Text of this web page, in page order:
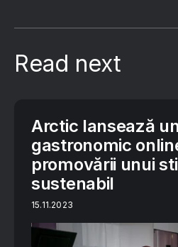
Read next
Arctic lansează
gastronomic
promovării unui
sustenabil
15.11.2023